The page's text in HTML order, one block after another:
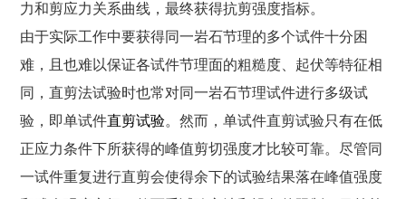
首页
关于德翔 
新闻动态 
力和剪应力关系曲线，最终获得抗剪强度指标。
由于实际工作中要获得同一岩石节理的多个试件十分困
难，且也难以保证各试件节理面的粗糙度、起伏等特征相
同，直剪法试验时也常对同一岩石节理试件进行多级试
验，即单试件直剪试验。然而，单试件直剪试验只有在低
正应力条件下所获得的峰值剪切强度才比较可靠。尽管同
一试件重复进行直剪会使得余下的试验结果落在峰值强度